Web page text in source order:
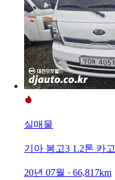
실매물
기아 봉고3 1.2톤 카고
20년 07월 · 66,817km